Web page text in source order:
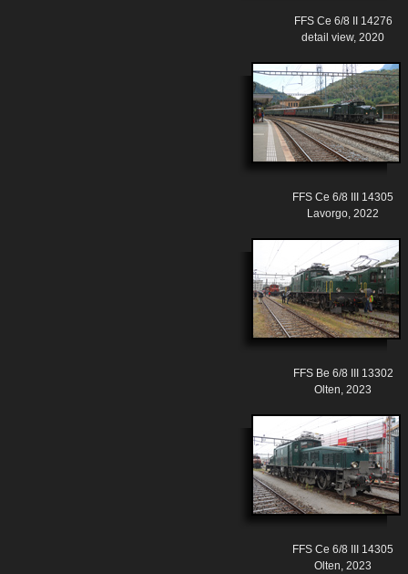
FFS Ce 6/8 II 14276
detail view, 2020
FFS Ce 6/8 III 14305
Lavorgo, 2022
FFS Be 6/8 III 13302
Olten, 2023
FFS Ce 6/8 III 14305
Olten, 2023